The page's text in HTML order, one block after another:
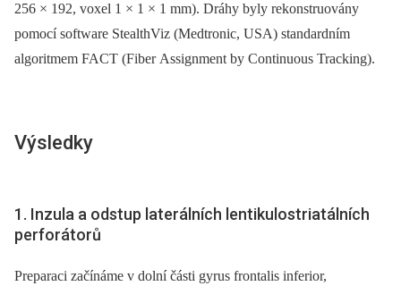
256 × 192, voxel 1 × 1 × 1 mm). Dráhy byly rekonstruovány
pomocí software StealthViz (Medtronic, USA) standardním
algoritmem FACT (Fiber Assignment by Continuous Tracking).
Výsledky
1. Inzula a odstup laterálních lentikulostriatálních
perforátorů
Preparaci začínáme v dolní části gyrus frontalis inferior,